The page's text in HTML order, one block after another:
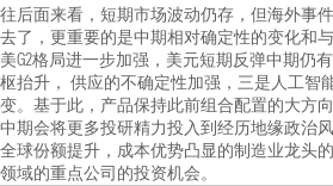
往后面来看，短期市场波动仍存，但海外事
去了，更重要的是中期相对确定性的变化和
美G2格局进一步加强，美元短期反弹中期仍
枢抬升， 供应的不确定性加强，三是人工智
变。基于此，产品保持此前组合配置的大方
中期会将更多投研精力投入到经历地缘政治
全球份额提升，成本优势凸显的制造业龙头
领域的重点公司的投资机会。